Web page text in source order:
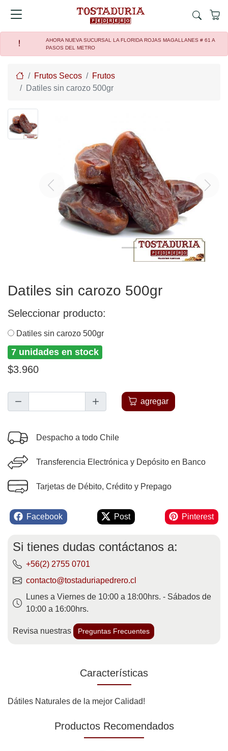
AHORA NUEVA SUCURSAL LA FLORIDA ROJAS MAGALLANES # 61 A
PASOS DEL METRO
HomeFrutos Secos
Frutos
Datiles sin carozo 500gr
Previous Next
Datiles sin carozo 500gr
Seleccionar producto:
Datiles sin carozo 500gr
7 unidades en stock
$3.960
agregar
Despacho a todo Chile
Transferencia Electrónica y Depósito en Banco
Tarjetas de Débito, Crédito y Prepago
Facebook Post Pinterest
Si tienes dudas contáctanos a:
+56(2) 2755 0701
contacto@tostaduriapedrero.cl
Lunes a Viernes de 10:00 a 18:00hrs. - Sábados de
10:00 a 16:00hrs.
Revisa nuestras Preguntas Frecuentes
Características
Dátiles Naturales de la mejor Calidad!
Productos Recomendados